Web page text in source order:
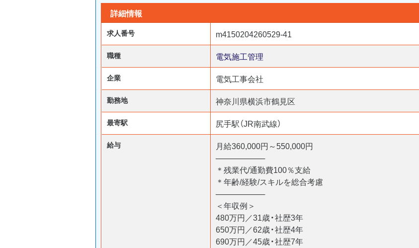
詳細情報
求人番号 m4150204260529-41
職種 電気施工管理
企業 電気工事会社
勤務地 神奈川県横浜市鶴見区
最寄駅 尻手駅（JR南武線）
給与
月給360,000円～550,000円
─────────
＊残業代/通勤費100％支給
＊年齢/経験/スキルを総合考慮
─────────
＜年収例＞
480万円／31歳・社歴3年
650万円／62歳・社歴4年
690万円／45歳・社歴7年